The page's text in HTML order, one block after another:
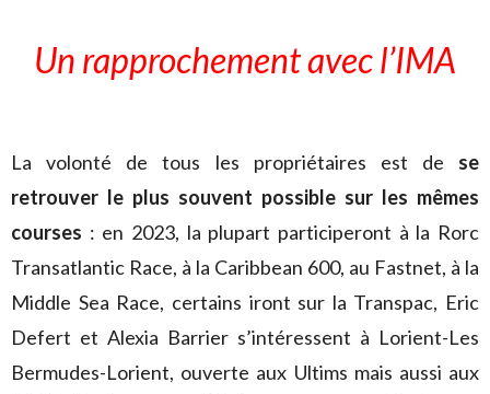
Un rapprochement avec l’IMA
La volonté de tous les propriétaires est de se
retrouver le plus souvent possible sur les mêmes
courses : en 2023, la plupart participeront à la Rorc
Transatlantic Race, à la Caribbean 600, au Fastnet, à la
Middle Sea Race, certains iront sur la Transpac, Eric
Defert et Alexia Barrier s’intéressent à Lorient-Les
Bermudes-Lorient, ouverte aux Ultims mais aussi aux